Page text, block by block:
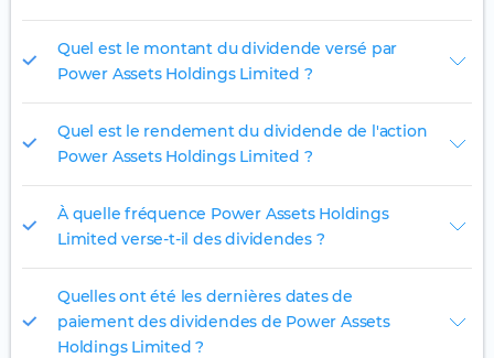
Quel est le montant du dividende versé par
Power Assets Holdings Limited ?
Quel est le rendement du dividende de l'action
Power Assets Holdings Limited ?
À quelle fréquence Power Assets Holdings
Limited verse-t-il des dividendes ?
Quelles ont été les dernières dates de
paiement des dividendes de Power Assets
Holdings Limited ?